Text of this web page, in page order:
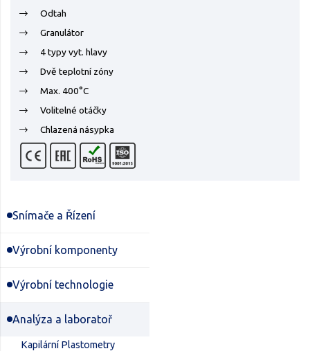
Odtah
Granulátor
4 typy vyt. hlavy
Dvě teplotní zóny
Max. 400°C
Volitelné otáčky
Chlazená násypka
Snímače a Řízení
Výrobní komponenty
Výrobní technologie
Analýza a laboratoř
Kapilární Plastometry